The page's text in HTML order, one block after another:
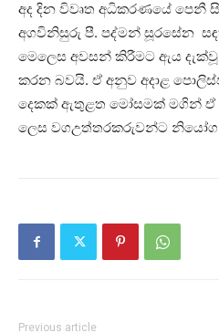
අද දින විවෘත අධිකරණයේ පෙනී
අගවිනිසුරු පී. පද්මන් සූරසේන
මෙලෙස අවසන් කිරීමට ඇය
කරන බවයි. ඒ අනුව අදාළ
දෙකක් ඇතුළත මෝසමක් මගින් ඒ
ලෙස වගඋත්තරකරුවන්ට
Previous article